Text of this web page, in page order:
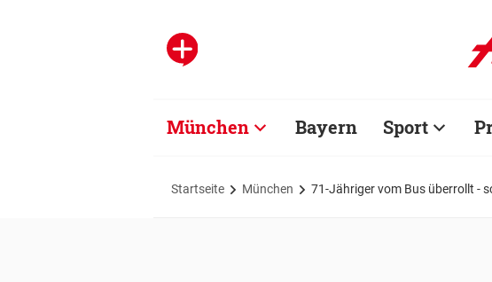
München Bayern Sport
Startseite München 71-Jähriger vom Bus überrollt -